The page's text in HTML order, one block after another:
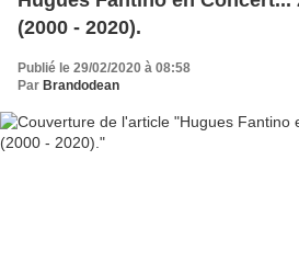
(2000 - 2020).
Publié le 29/02/2020 à 08:58
Par Brandodean